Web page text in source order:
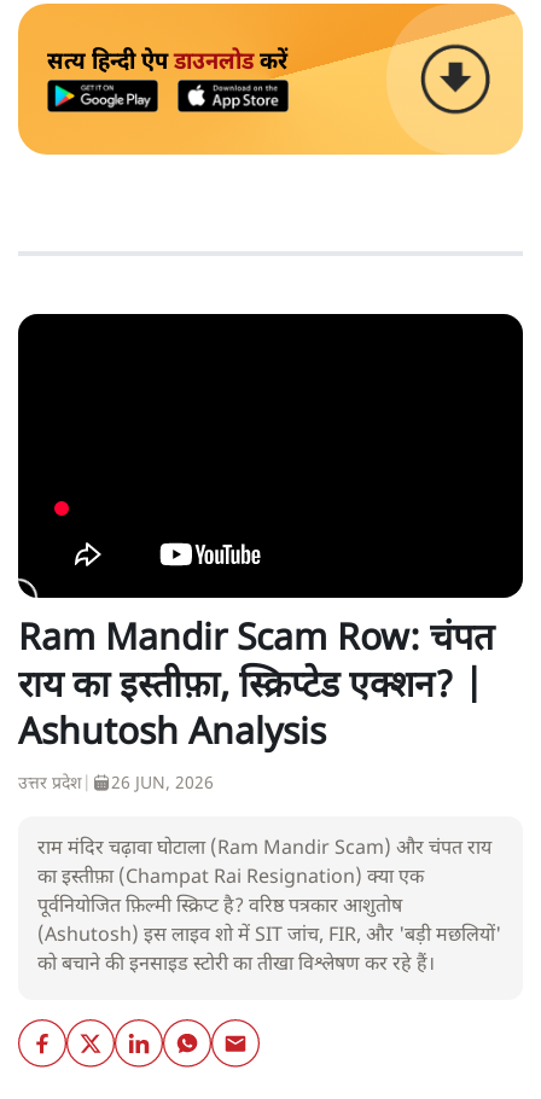
सत्य हिन्दी ऐपडाउनलोडकरें
Ram Mandir Scam Row: चंपत
राय का इस्तीफ़ा, स्क्रिप्टेड एक्शन? |
Ashutosh Analysis
उत्तर प्रदेश 26 JUN, 2026
राम मंदिर चढ़ावा घोटाला (Ram Mandir Scam) और चंपत राय
का इस्तीफ़ा (Champat Rai Resignation) क्या एक
पूर्वनियोजित फ़िल्मी स्क्रिप्ट है? वरिष्ठ पत्रकार आशुतोष
(Ashutosh) इस लाइव शो में SIT जांच, FIR, और 'बड़ी मछलियों'
को बचाने की इनसाइड स्टोरी का तीखा विश्लेषण कर रहे हैं।